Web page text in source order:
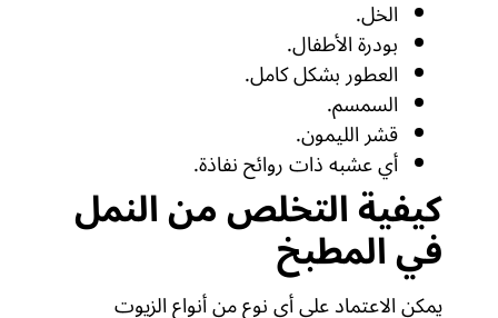
الخل.
بودرة الأطفال.
العطور بشكل كامل.
السمسم.
قشر الليمون.
أي عشبه ذات روائح نفاذة.
كيفية التخلص من النمل
في المطبخ
يمكن الاعتماد علي أي نوع من أنواع الزيوت